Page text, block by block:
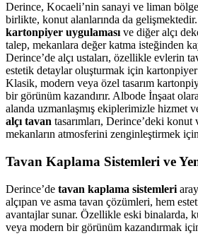
Derince, Kocaeli’nin sanayi ve liman
birlikte, konut alanlarında da
kartonpiyer uygulaması ve diğer alçı
talep, mekanlara değer katma isteğinden
Derince’de alçı ustaları, özellikle evlerin
estetik detaylar oluşturmak için
Klasik, modern veya özel tasarım
bir görünüm kazandırır. Albode İnşaat
alanda uzmanlaşmış ekiplerimizle hizmet
alçı tavan tasarımları, Derince’deki konut
mekanların atmosferini zenginleştirmek
Tavan Kaplama Sistemleri ve
Derince’de tavan kaplama sistemleri
alçıpan ve asma tavan çözümleri, hem
avantajlar sunar. Özellikle eski binalarda,
veya modern bir görünüm kazandırmak